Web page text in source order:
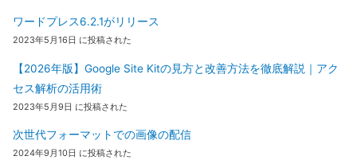
ワードプレス6.2.1がリリース
2023年5月16日 に投稿された
【2026年版】Google Site Kitの見方と改善方法を徹底解説｜アク
セス解析の活用術
2023年5月9日 に投稿された
次世代フォーマットでの画像の配信
2024年9月10日 に投稿された